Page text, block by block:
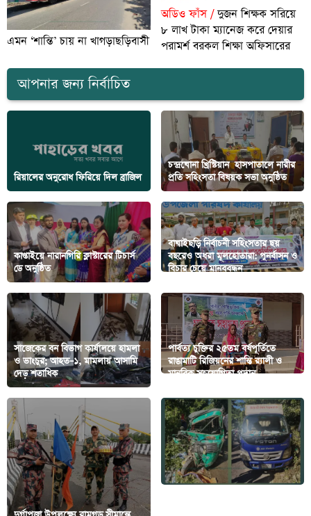
এমন ‘শান্তি’ চায় না খাগড়াছড়িবাসী
অডিও ফাঁস /দুজন শিক্ষক সরিয়ে
৮ লাখ টাকা ম্যানেজ করে দেয়ার
পরামর্শ বরকল শিক্ষা অফিসারের
আপনার জন্য নির্বাচিত
রিয়ালের অনুরোধ ফিরিয়ে দিল ব্রাজিল
চন্দ্রঘোনা খ্রিস্টিয়ান হাসপাতালে নারীর
প্রতি সহিংসতা বিষয়ক সভা অনুষ্ঠিত
কাপ্তাইয়ে নারানগিরি ক্লাস্টারের টিচার্স
ডে অনুষ্ঠিত
বাঘাইছড়ি নির্বাচনী সহিংসতার ছয়
বছরেও অধরা মূলহোতারা: পুনর্বাসন ও
বিচার চেয়ে মানববন্ধন
সাজেকের বন বিভাগ কার্যালয়ে হামলা
ও ভাংচুর; আহত–১, মামলায় আসামি
দেড় শতাধিক
পার্বত্য চুক্তির ২৫তম বর্ষপূর্তিতে
রাঙামাটি রিজিয়নের শান্তি র‌্যালী ও
মানবিক সহযোগিতা প্রদান